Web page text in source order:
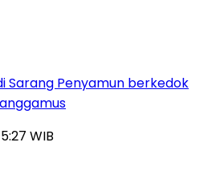
Sarang Penyamun berkedok
WIB